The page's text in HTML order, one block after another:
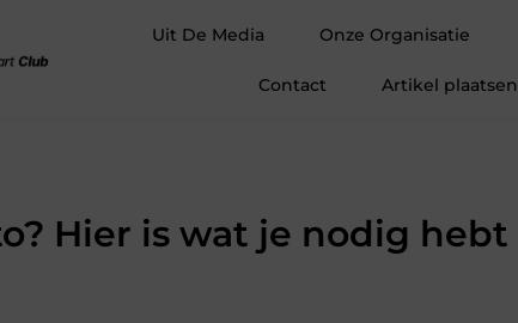
Uit De Media Onze Organisatie
Contact Artikel plaatsen
Hier is wat je nodig hebt